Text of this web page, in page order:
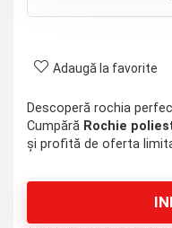
Adaugă la favorite
Descoperă rochia
Cumpără Rochie
și profită de oferta